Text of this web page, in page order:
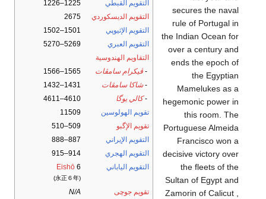
التقويم القبطي
1225–1226
التقويم الديسكوردي
2675
التقويم الإثيوپي
1501–1502
التقويم العبري
5269–5270
التقاويم الهندوسية
- ڤيكرام سامڤات
1565–1566
-شاكا سامڤات
1431–1432
-كالي يوگا
4610–4611
تقويم الهولوسين
11509
تقويم الإگبو
509–510
التقويم الإيراني
887–888
التقويم الهجري
914–915
التقويم الياباني
Eishō 6
(永正６年)
تقويم جوچى
N/A
secures the naval
rule of Portugal in
the Indian Ocean for
over a century and
ends the epoch of
the Egyptian
Mamelukes as a
hegemonic power in
this room. The
Portuguese Almeida
Francisco won a
decisive victory over
the fleets of the
Sultan of Egypt and
Zamorin of Calicut ,